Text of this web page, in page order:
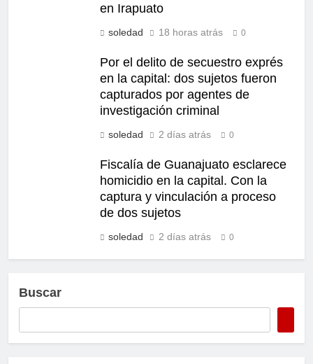
en Irapuato
soledad 18 horas atrás 0
Por el delito de secuestro exprés
en la capital: dos sujetos fueron
capturados por agentes de
investigación criminal
soledad 2 días atrás 0
Fiscalía de Guanajuato esclarece
homicidio en la capital. Con la
captura y vinculación a proceso
de dos sujetos
soledad 2 días atrás 0
Buscar